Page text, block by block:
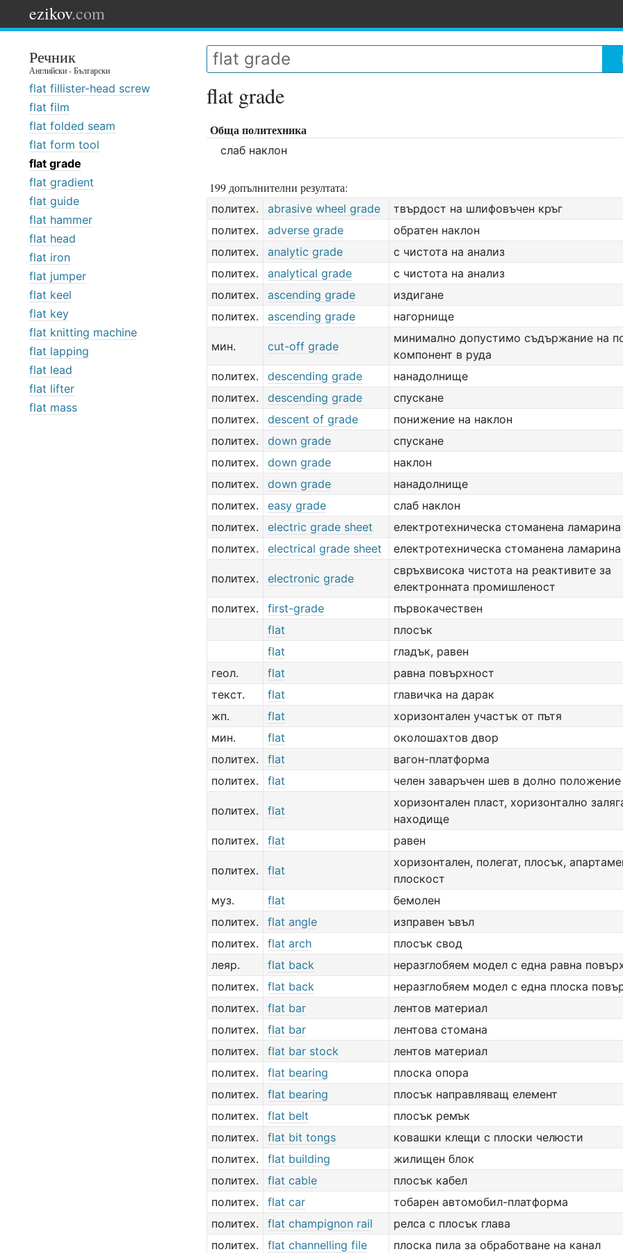
ezikov.com
Речник
Английски - Български
flat fillister-head screw
flat film
flat folded seam
flat form tool
flat grade
flat gradient
flat guide
flat hammer
flat head
flat iron
flat jumper
flat keel
flat key
flat knitting machine
flat lapping
flat lead
flat lifter
flat mass
flat grade
Обща политехника
слаб наклон
199 допълнителни резултата:
политех. abrasive wheel grade
твърдост на шлифовъчен кръг
политех.
adverse grade
обратен наклон
политех.
analytic grade
с чистота на анализ
политех.
analytical grade
с чистота на анализ
политех.
ascending grade
издигане
политех.
ascending grade нагорнище
мин. cut-off grade
минимално допустимо съдържание на
компонент в руда
политех.
descending grade
нанадолнище
политех.
descending grade
спускане
политех.
descent of grade
понижение на наклон
политех.
down grade
спускане
политех.
down grade
наклон
политех.
down grade
нанадолнище
политех.
easy grade
слаб наклон
политех.
electric grade sheet
електротехническа стоманена ламарина
политех.
electrical grade sheet електротехническа стоманена ламарина
политех. electronic grade
свръхвисока чистота на реактивите за
електронната промишленост
политех.
first-grade
първокачествен
flat
плосък
flat
гладък, равен
геол.
flat
равна повърхност
текст.
flat
главичка на дарак
жп.
flat
хоризонтален участък от пътя
мин.
flat
околошахтов двор
политех.
flat
вагон-платформа
политех.
flat челен заваръчен шев в долно положение
политех. flat
хоризонтален пласт, хоризонтално
находище
политех.
flat равен
политех. flat
хоризонтален, полегат, плосък,
плоскост
муз.
flat
бемолен
политех.
flat angle
изправен ъвъл
политех.
flat arch
плосък свод
леяр.
flat back
неразглобяем модел с една равна
политех.
flat back
неразглобяем модел с една плоска
политех.
flat bar
лентов материал
политех.
flat bar
лентова стомана
политех.
flat bar stock
лентов материал
политех.
flat bearing
плоска опора
политех.
flat bearing
плосък направляващ елемент
политех.
flat belt
плосък ремък
политех.
flat bit tongs
ковашки клещи с плоски челюсти
политех.
flat building
жилищен блок
политех.
flat cable
плосък кабел
политех.
flat car
тобарен автомобил-платформа
политех.
flat champignon rail
релса с плосък глава
политех.
flat channelling file
плоска пила за обработване на канал